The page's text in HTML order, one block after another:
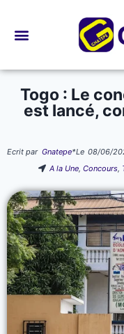
Togo : Le
est lancé,
Ecrit par Gnatepe*Le 08/06/
A la Une,Concours,